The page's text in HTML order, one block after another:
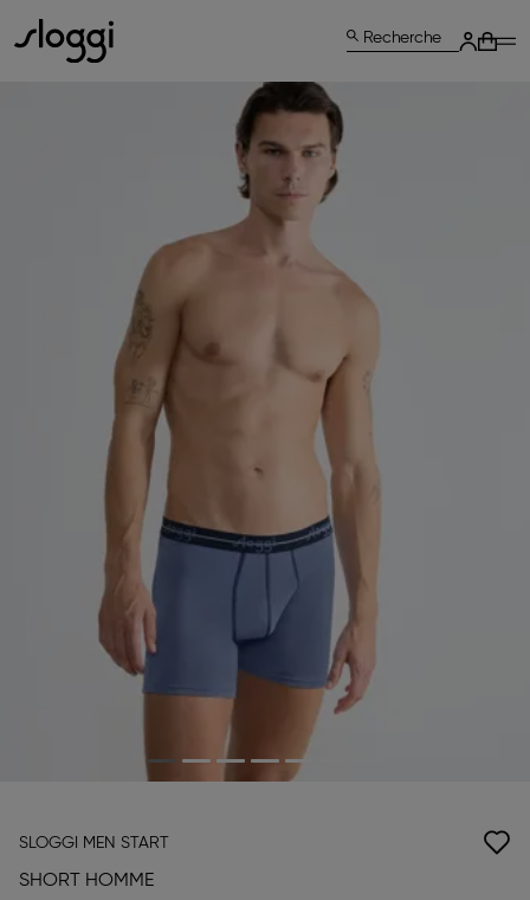
Recherche
SLOGGI MEN START
SHORT HOMME